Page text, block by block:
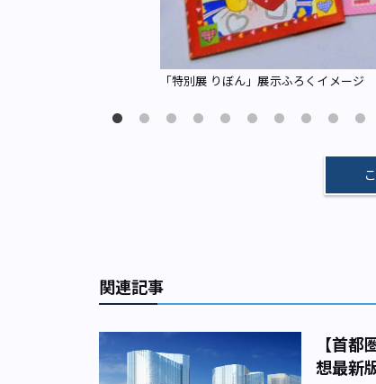
「特別展 りぼん」展示ふろくイメージ
関連記事
【首
想最新